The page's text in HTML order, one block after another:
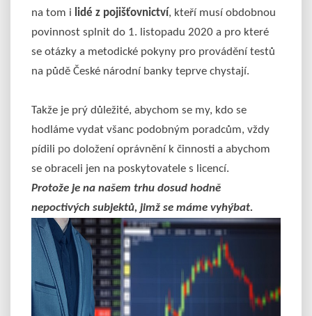
na tom i lidé z pojišťovnictví, kteří musí obdobnou
povinnost splnit do 1. listopadu 2020 a pro které
se otázky a metodické pokyny pro provádění testů
na půdě České národní banky teprve chystají.
Takže je prý důležité, abychom se my, kdo se
hodláme vydat všanc podobným poradcům, vždy
pídili po doložení oprávnění k činnosti a abychom
se obraceli jen na poskytovatele s licencí.
Protože je na našem trhu dosud hodně
nepoctivých subjektů, jimž se máme vyhýbat.